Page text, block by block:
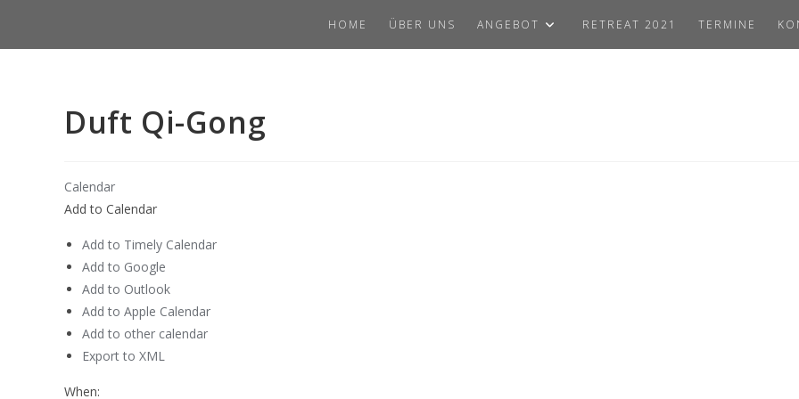
content
HOME ÜBER UNS ANGEBOT RETREAT 2021 TERMINE
Duft Qi-Gong
Calendar
Add to Calendar
Add to Timely Calendar
Add to Google
Add to Outlook
Add to Apple Calendar
Add to other calendar
Export to XML
When: